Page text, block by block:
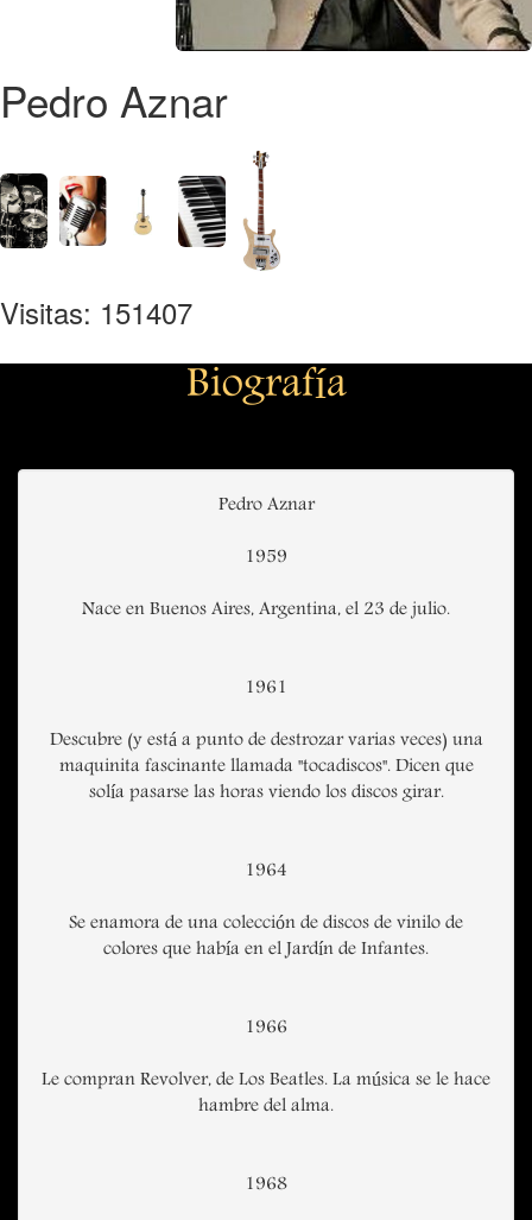
Pedro Aznar
Visitas: 151407
Biografía
Pedro Aznar
1959
Nace en Buenos Aires, Argentina, el 23 de julio.
1961
Descubre (y está a punto de destrozar varias veces) una
maquinita fascinante llamada "tocadiscos". Dicen que
solía pasarse las horas viendo los discos girar.
1964
Se enamora de una colección de discos de vinilo de
colores que había en el Jardín de Infantes.
1966
Le compran Revolver, de Los Beatles. La música se le hace
hambre del alma.
1968